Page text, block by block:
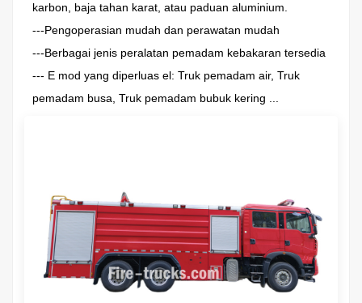
karbon, baja tahan karat, atau paduan aluminium.
---Pengoperasian mudah dan perawatan mudah
---Berbagai jenis peralatan pemadam kebakaran tersedia
--- E mod yang diperluas el: Truk pemadam air, Truk
pemadam busa, Truk pemadam bubuk kering ...